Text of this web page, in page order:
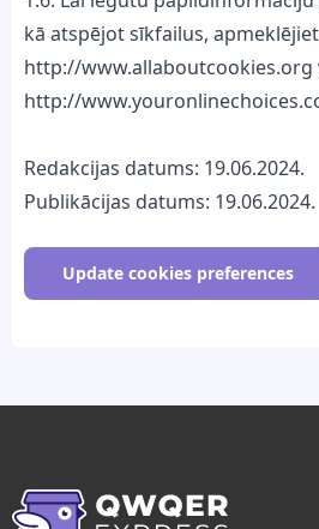
kā atspējot sīkfailus,
http://www.allaboutcookies.org
http://
Redakcijas datums: 19.06.2024.
Publikācijas datums: 19.06.2024.
Update cookies preferences